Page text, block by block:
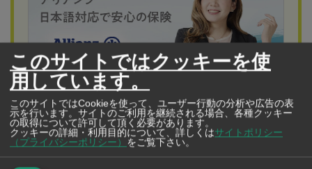
アリアンツ アユタヤ保険
タイの医療保険なら“アリアンツ”
日本語対応で安心の保険
このサイトではクッキーを使
用しています。
このサイトではCookieを使って、ユーザー行動の分析や広告の表
示を行います。サイトのご利用を継続される場合、各種クッキー
の取得について許可して頂く必要があります。
クッキーの詳細・利用目的について、詳しくはサイトポリシー
（プライバシーポリシー）
をご覧下さい。